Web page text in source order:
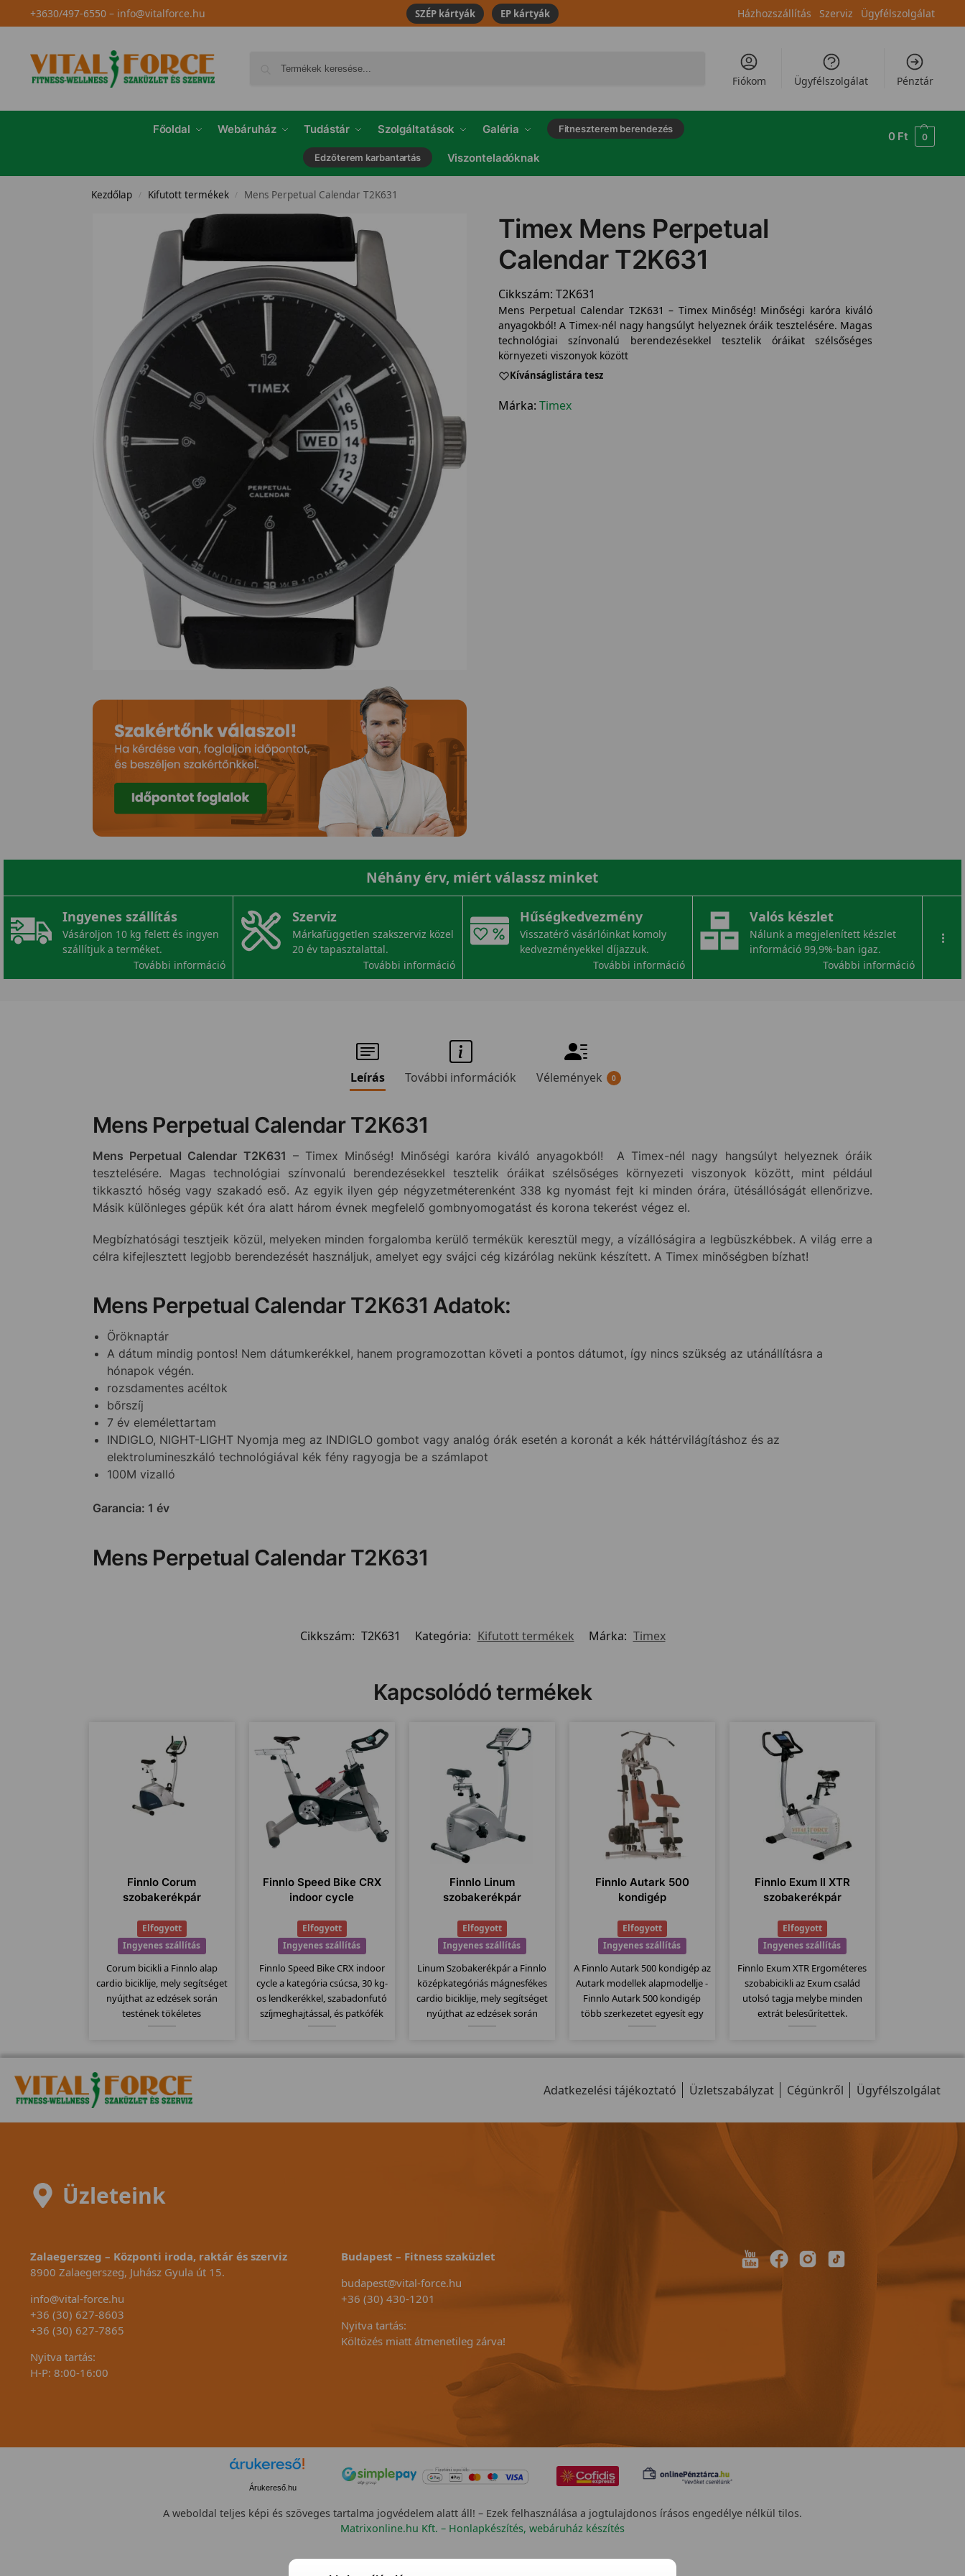
+3630/497-6550– info@vitalforce.hu SZÉP kártyák EP kártyák Házhozszállítás Szerviz Ügyfélszolgálat
Fiókom Ügyfélszolgálat Pénztár
Főoldal Webáruház Tudástár Szolgáltatások Galéria Fitneszterem berendezés
Edzőterem karbantartás Viszonteladóknak
0 Ft 0
Kezdőlap / Kifutott termékek / Mens Perpetual Calendar T2K631
Timex Mens Perpetual
Calendar T2K631
Cikkszám: T2K631
Mens Perpetual Calendar T2K631 – Timex Minőség! Minőségi karóra kiváló
anyagokból! A Timex-nél nagy hangsúlyt helyeznek óráik tesztelésére. Magas
technológiai színvonalú berendezésekkel tesztelik óráikat szélsőséges
környezeti viszonyok között
Kívánságlistára tesz
Márka: Timex
Néhány érv, miért válassz minket
Ingyenes szállítás
Vásároljon 10 kg felett és ingyen
szállítjuk a terméket.
További információ
Szerviz
Márkafüggetlen szakszerviz közel
20 év tapasztalattal.
További információ
Hűségkedvezmény
Visszatérő vásárlóinkat komoly
kedvezményekkel díjazzuk.
További információ
Valós készlet
Nálunk a megjelenített készlet
információ 99,9%-ban igaz.
További információ
...
Leírás További információk Vélemények 0
Mens Perpetual Calendar T2K631
Mens Perpetual Calendar T2K631 – Timex Minőség! Minőségi karóra kiváló anyagokból! A Timex-nél nagy hangsúlyt helyeznek óráik
tesztelésére. Magas technológiai színvonalú berendezésekkel tesztelik óráikat szélsőséges környezeti viszonyok között, mint például
tikkasztó hőség vagy szakadó eső. Az egyik ilyen gép négyzetméterenként 338 kg nyomást fejt ki minden órára, ütésállóságát ellenőrizve.
Másik különleges gépük két óra alatt három évnek megfelelő gombnyomogatást és korona tekerést végez el.
Megbízhatósági tesztjeik közül, melyeken minden forgalomba kerülő termékük keresztül megy, a vízállóságira a legbüszkébbek. A világ erre a
célra kifejlesztett legjobb berendezését használjuk, amelyet egy svájci cég kizárólag nekünk készített. A Timex minőségben bízhat!
Mens Perpetual Calendar T2K631 Adatok:
Öröknaptár
A dátum mindig pontos! Nem dátumkerékkel, hanem programozottan követi a pontos dátumot, így nincs szükség az utánállításra a
hónapok végén.
rozsdamentes acéltok
bőrszíj
7 év elemélettartam
INDIGLO, NIGHT-LIGHT Nyomja meg az INDIGLO gombot vagy analóg órák esetén a koronát a kék háttérvilágításhoz és az
elektrolumineszkáló technológiával kék fény ragyogja be a számlapot
100M vizalló
Garancia: 1 év
Mens Perpetual Calendar T2K631
Cikkszám: T2K631 Kategória: Kifutott termékek Márka: Timex
Kapcsolódó termékek
Finnlo Corum
szobakerékpár
Elfogyott
Ingyenes szállítás
Corum bicikli a Finnlo alap
cardio biciklije, mely segítséget
nyújthat az edzések során
testének tökéletes
év garancia!
Finnlo Speed Bike CRX
indoor cycle
Elfogyott
Ingyenes szállítás
Finnlo Speed Bike CRX indoor
cycle a kategória csúcsa, 30 kg-
os lendkerékkel, szabadonfutó
szíjmeghajtással, és patkófék
kitartóknak, ekkora
Finnlo Linum
szobakerékpár
Elfogyott
Ingyenes szállítás
Linum Szobakerékpár a Finnlo
középkategóriás mágnesfékes
cardio biciklije, mely segítséget
nyújthat az edzések során
típusnál már lényegesen
Finnlo Autark 500
kondigép
Elfogyott
Ingyenes szállítás
A Finnlo Autark 500 kondigép az
Autark modellek alapmodellje -
Finnlo Autark 500 kondigép
több szerkezetet egyesít egy
húzódzkodás, pillangó,
Finnlo Exum II XTR
szobakerékpár
Elfogyott
Ingyenes szállítás
Finnlo Exum XTR Ergométeres
szobabicikli az Exum család
utolsó tagja melybe minden
extrát belesűrítettek.
már jól megszokott német
a bicikliknél...
Adatkezelési tájékoztató Üzletszabályzat Cégünkről Ügyfélszolgálat
Üzleteink
Zalaegerszeg – Központi iroda, raktár és szerviz
8900 Zalaegerszeg, Juhász Gyula út 15.
info@vital-force.hu
+36 (30) 627-8603
+36 (30) 627-7865
Nyitva tartás:
H-P: 8:00-16:00
Budapest – Fitness szaküzlet
budapest@vital-force.hu
+36 (30) 430-1201
Nyitva tartás:
Költözés miatt átmenetileg zárva!
Árukereső.hu
A weboldal teljes képi és szöveges tartalma jogvédelem alatt áll! – Ezek felhasználása a jogtulajdonos írásos engedélye nélkül tilos.
Matrixonline.hu Kft. – Honlapkészítés, webáruház készítés